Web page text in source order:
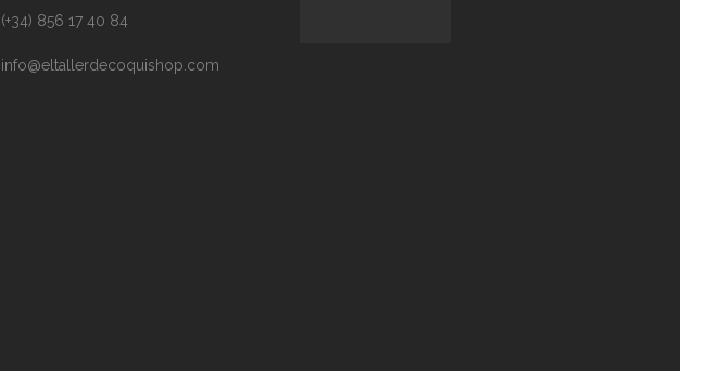
(+34) 856 17 40 84
info@eltallerdecoquishop.com